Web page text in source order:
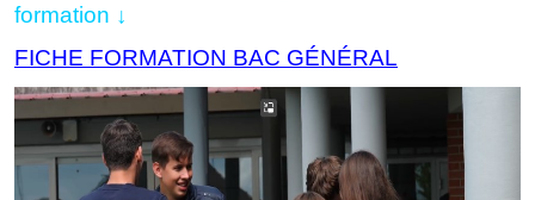
formation ↓
FICHE FORMATION BAC GÉNÉRAL